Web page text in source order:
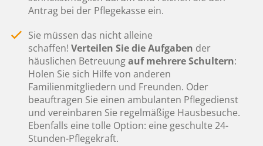
Antrag bei der Pflegekasse ein.
Sie müssen das nicht alleine
schaffen! Verteilen Sie dieAufgaben der
häuslichen Betreuungauf mehrere Schultern:
Holen Sie sich Hilfe von anderen
Familienmitgliedern und Freunden. Oder
beauftragen Sie einen ambulanten Pflegedienst
und vereinbaren Sie regelmäßige Hausbesuche.
Ebenfalls eine tolle Option: eine geschulte 24-
Stunden-Pflegekraft.